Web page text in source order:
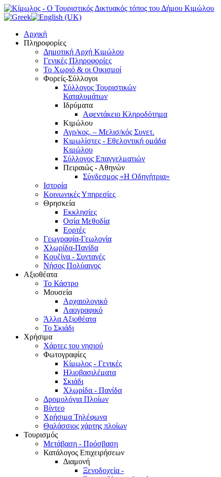
Αρχική
Πληροφορίες
Δημοτική Αρχή Κιμώλου
Γενικές Πληροφορίες
Το Xωριό & οι Οικισμοί
Φορείς-Σύλλογοι
Σύλλογος Τουριστικών
Καταλυμάτων
Ιδρύματα
Αφεντάκειο Κληροδότημα
Κιμώλου
Αγρ/κος. – Μελισ/κός Συνετ.
Κιμωλίστες - Εθελοντική ομάδα
Κιμώλου
Σύλλογος Επαγγελματιών
Πειραιώς - Αθηνών
Σύνδεσμος «Η Οδηγήτρια»
Ιστορία
Κοινωνικές Υπηρεσίες
Θρησκεία
Εκκλησίες
Οσία Μεθοδία
Εορτές
Γεωγραφία-Γεωλογία
Χλωρίδα-Πανίδα
Κουζίνα - Συνταγές
Νήσος Πολύαιγος
Αξιοθέατα
Το Κάστρο
Μουσεία
Αρχαιολογικό
Λαογραφικό
Άλλα Αξιοθέατα
Το Σκιάδι
Χρήσιμα
Χάρτες του νησιού
Φωτογραφίες
Κίμωλος - Γενικές
Ηλιοβασιλέματα
Σκιάδι
Χλωρίδα - Πανίδα
Δρομολόγια Πλοίων
Βίντεο
Χρήσιμα Τηλέφωνα
Θαλάσσιος χάρτης πλοίων
Τουρισμός
Μετάβαση - Πρόσβαση
Κατάλογος Επιχειρήσεων
Διαμονή
Ξενοδοχεία -